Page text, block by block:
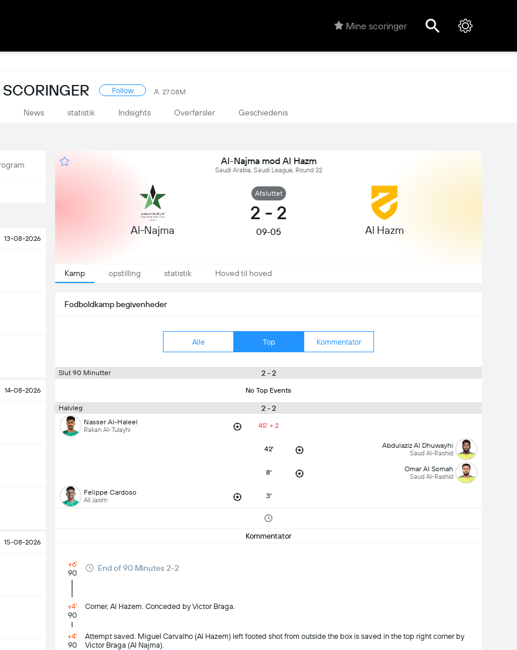
Mine scoringer
Follow 27.08M
News statistik Indsights Overførsler Geschiedenis
13-08-2026
14-08-2026
15-08-2026
Al-Najma mod Al Hazm
Saudi Arabia, Saudi League, Round 32
Al-Najma
Afsluttet
2 - 2
09-05 Al Hazm
Kamp opstilling statistik Hoved til hoved
Fodboldkamp begivenheder
Alle Top Kommentator
Slut 90 Minutter 2 - 2
No Top Events
Halvleg 2 - 2
Nasser Al-Haleel
Rakan Al-Tulayhi 45' + 2
42' Abdulaziz Al Dhuwayhi
Saud Al-Rashid
8' Omar Al Somah
Saud Al-Rashid
Felippe Cardoso
Ali Jasim 3'
Kommentator
+6'
90
End of 90 Minutes 2-2
+4'
90
Corner, Al Hazem. Conceded by Victor Braga.
+4'
90
Attempt saved. Miguel Carvalho (Al Hazem) left footed shot from outside the box is saved in the top right corner by
Victor Braga (Al Najma).